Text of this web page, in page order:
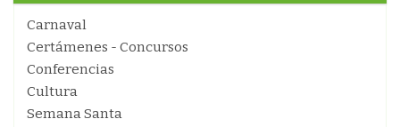
Carnaval
Certámenes - Concursos
Conferencias
Cultura
Semana Santa